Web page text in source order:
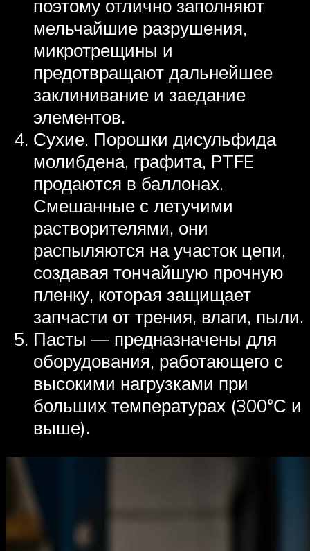
поэтому отлично заполняют
мельчайшие разрушения,
микротрещины и
предотвращают дальнейшее
заклинивание и заедание
элементов.
Сухие. Порошки дисульфида
молибдена, графита, PTFE
продаются в баллонах.
Смешанные с летучими
растворителями, они
распыляются на участок цепи,
создавая тончайшую прочную
пленку, которая защищает
запчасти от трения, влаги, пыли.
Пасты — предназначены для
оборудования, работающего с
высокими нагрузками при
больших температурах (300°С и
выше).